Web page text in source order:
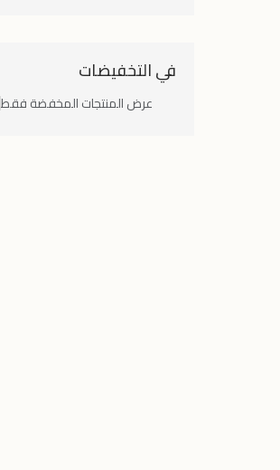
في التخفيضات
عرض المنتجات المخفضة فقط